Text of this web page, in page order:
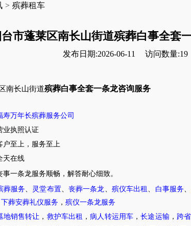
> 殡葬租车
市蓬莱区南长山街道殡葬白事全套
发布日期:2026-06-11 访问数量:19
南长山街道殡葬白事全套一条龙咨询服务
寿万年长殡葬服务公司
业执照认证
户至上，服务至上
天在线
事一条龙服务顺畅，解答耐心细致。
葬服务 灵堂布置、 丧葬一条龙 殡仪车出租 白事服务
下葬安葬礼仪服务 ， 殡仪一条龙服务
地销售转让 ， 救护车出租 ，病人转运用车 ，长途运输， 跨